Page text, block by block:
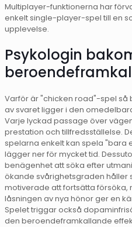
Multiplayer-funktionerna har
enkelt single-player-spel till en
upplevelse.
Psykologin
Varför är "chicken road"-spel
av svaret ligger i den
Varje lyckad passage över
prestation och tillfredsställelse.
spelarna enkelt kan spela "bara
lägger ner för mycket tid.
benägenhet att söka efter
ökande svårighetsgraden
motiverade att fortsätta försöka,
låsningen av nya hönor ger en
Spelet triggar också
den beroendeframkallande